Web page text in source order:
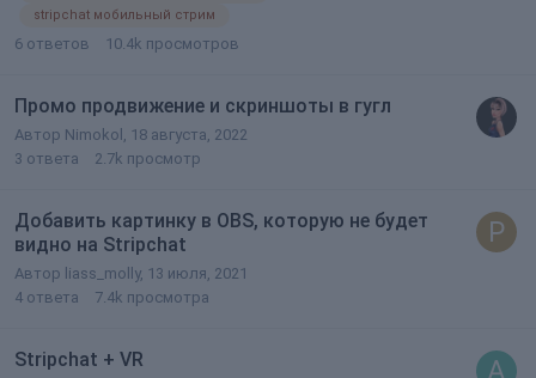
stripchat мобильный стрим
6 ответов 10.4k просмотров
Промо продвижение и скриншоты в гугл
Автор Nimokol , 18 августа, 2022
3 ответа 2.7k просмотр
Добавить картинку в OBS, которую не будет
видно на Stripchat
Автор liass_molly, 13 июля, 2021
4 ответа 7.4k просмотра
Stripchat + VR